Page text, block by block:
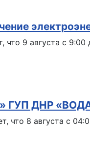
9 августа с
ГУП ДНР
что 8 августа с